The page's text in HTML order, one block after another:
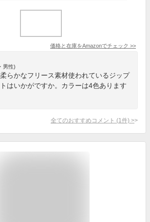
価格と在庫をAmazonでチェック >>
男性)
らかなフリース素材使われているジップ
はいかがですか。カラーは4色あります
全てのおすすめコメント (1 件) >